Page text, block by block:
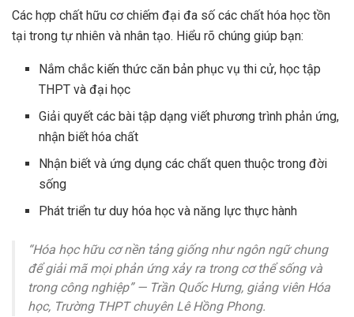
Các hợp chất hữu cơ chiếm đại đa số các chất hóa học tồn
tại trong tự nhiên và nhân tạo. Hiểu rõ chúng giúp bạn:
Nắm chắc kiến thức căn bản phục vụ thi cử, học tập
THPT và đại học
Giải quyết các bài tập dạng viết phương trình phản ứng,
nhận biết hóa chất
Nhận biết và ứng dụng các chất quen thuộc trong đời
sống
Phát triển tư duy hóa học và năng lực thực hành
“Hóa học hữu cơ nền tảng giống như ngôn ngữ chung
để giải mã mọi phản ứng xảy ra trong cơ thể sống và
trong công nghiệp” — Trần Quốc Hưng, giảng viên Hóa
học, Trường THPT chuyên Lê Hồng Phong.